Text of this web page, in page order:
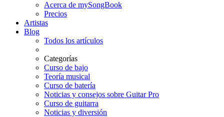
Acerca de mySongBook
Precios
Artistas
Blog
Todos los artículos
Categorías
Curso de bajo
Teoría musical
Curso de batería
Noticias y consejos sobre Guitar Pro
Curso de guitarra
Noticias y diversión